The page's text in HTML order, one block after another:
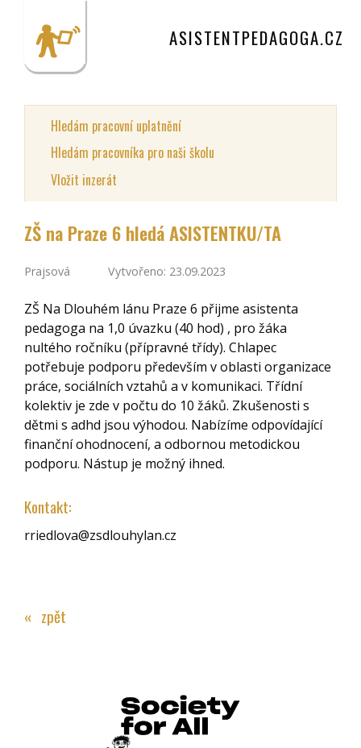
ASISTENTPEDAGOGA.CZ
Hledám pracovní uplatnění
Hledám pracovníka pro naši školu
Vložit inzerát
ZŠ na Praze 6 hledá ASISTENTKU/TA
Prajsová Vytvořeno: 23.09.2023
ZŠ Na Dlouhém lánu Praze 6 přijme asistenta
pedagoga na 1,0 úvazku (40 hod) , pro žáka
nultého ročníku (přípravné třídy). Chlapec
potřebuje podporu především v oblasti organizace
práce, sociálních vztahů a v komunikaci. Třídní
kolektiv je zde v počtu do 10 žáků. Zkušenosti s
dětmi s adhd jsou výhodou. Nabízíme odpovídající
finanční ohodnocení, a odbornou metodickou
podporu. Nástup je možný ihned.
Kontakt:
rriedlova@zsdlouhylan.cz
« zpět